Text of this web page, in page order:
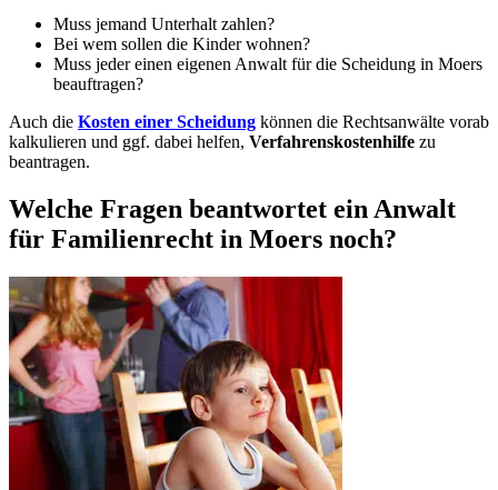
Muss jemand Unterhalt zahlen?
Bei wem sollen die Kinder wohnen?
Muss jeder einen eigenen Anwalt für die Scheidung in Moers
beauftragen?
Auch die Kosten einer Scheidung können die Rechtsanwälte vorab
kalkulieren und ggf. dabei helfen, Verfahrenskostenhilfe zu
beantragen.
Welche Fragen beantwortet ein Anwalt
für Familienrecht in Moers noch?